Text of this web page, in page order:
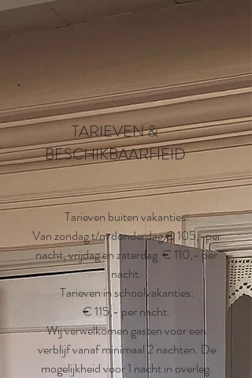
TARIEVEN &
BESCHIKBAARHEID
Tarieven buiten vakanties:
Van zondag t/m donderdag € 105,-per
nacht, vrijdag en zaterdag € 110,- per
nacht.
Tarieven in schoolvakanties:
€ 115,- per nacht.
​Wij verwelkomen gasten voor een
verblijfvanaf minimaal 2 nachten. De
mogelijkheid voor 1 nacht in overleg.